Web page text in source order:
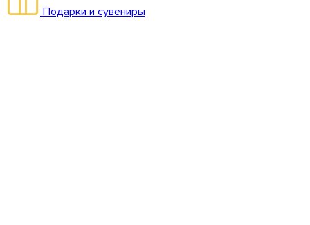
Подарки и сувениры